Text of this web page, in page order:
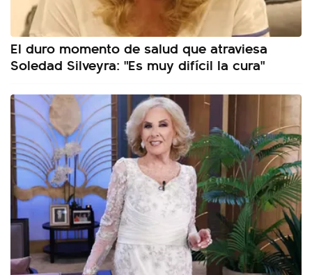
El duro momento de salud que atraviesa
Soledad Silveyra: "Es muy difícil la cura"